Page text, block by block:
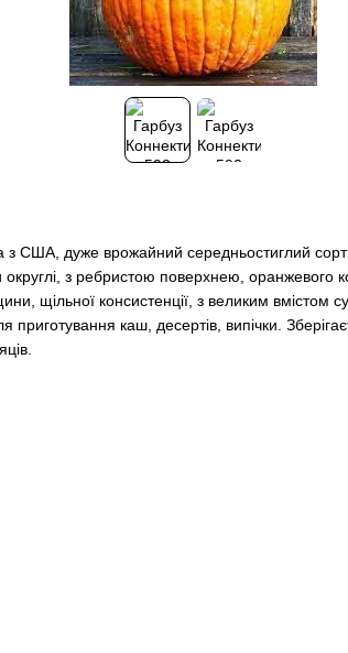
з США, дуже врожайний середньостиглий
округлі, з ребристою поверхнею, оранжевого
щільної консистенції, з великим вмістом
приготування каш, десертів, випічки.